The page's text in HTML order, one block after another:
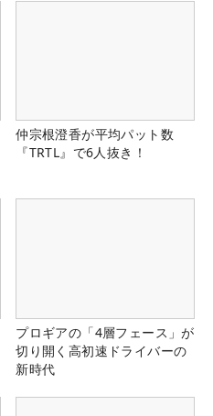
仲宗根澄香が平均パット数
『TRTL』で6人抜き！
プロギアの「4層フェース」が
切り開く高初速ドライバーの
新時代